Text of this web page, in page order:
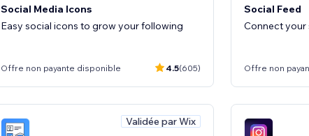
Social Media Icons
Easy social icons to grow your following
Offre non payante disponible 4.5(605)
Social Feed
Connect
Offre non
Validée par Wix